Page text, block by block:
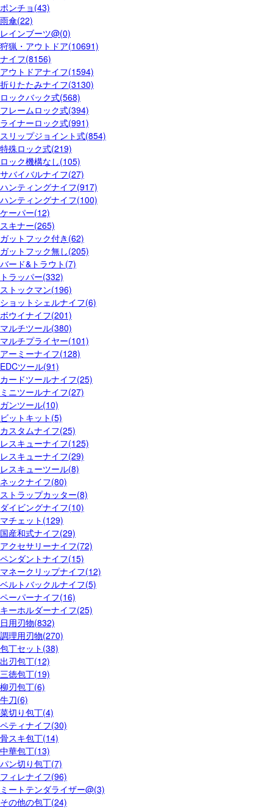
ポンチョ(43)
雨傘(22)
レインブーツ@(0)
狩猟・アウトドア(10691)
ナイフ(8156)
アウトドアナイフ(1594)
折りたたみナイフ(3130)
ロックバック式(568)
フレームロック式(394)
ライナーロック式(991)
スリップジョイント式(854)
特殊ロック式(219)
ロック機構なし(105)
サバイバルナイフ(27)
ハンティングナイフ(917)
ハンティングナイフ(100)
ケーパー(12)
スキナー(265)
ガットフック付き(62)
ガットフック無し(205)
バード&トラウト(7)
トラッパー(332)
ストックマン(196)
ショットシェルナイフ(6)
ボウイナイフ(201)
マルチツール(380)
マルチプライヤー(101)
アーミーナイフ(128)
EDCツール(91)
カードツールナイフ(25)
ミニツールナイフ(27)
ガンツール(10)
ビットキット(5)
カスタムナイフ(25)
レスキューナイフ(125)
レスキューナイフ(29)
レスキューツール(8)
ネックナイフ(80)
ストラップカッター(8)
ダイビングナイフ(10)
マチェット(129)
国産和式ナイフ(29)
アクセサリーナイフ(72)
ペンダントナイフ(15)
マネークリップナイフ(12)
ベルトバックルナイフ(5)
ペーパーナイフ(16)
キーホルダーナイフ(25)
日用刃物(832)
調理用刃物(270)
包丁セット(38)
出刃包丁(12)
三徳包丁(19)
柳刃包丁(6)
牛刀(6)
菜切り包丁(4)
ペティナイフ(30)
骨スキ包丁(14)
中華包丁(13)
パン切り包丁(7)
フィレナイフ(96)
ミートテンダライザー@(3)
その他の包丁(24)